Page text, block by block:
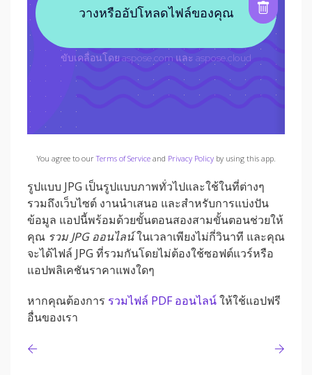
You agree to ourTerms of Serviceand Privacy Policyby using this app.
รูปแบบ JPG เป็นรูปแบบภาพทั่วไปและใช้ในที่ต่างๆ
รวมถึงเว็บไซต์ งานนำเสนอ และสำหรับการแบ่งปัน
ข้อมูล แอปนี้พร้อมด้วยขั้นตอนสองสามขั้นตอนช่วยให้
คุณ รวม JPG ออนไลน์ในเวลาเพียงไม่กี่วินาที และคุณ
จะได้ไฟล์ JPG ที่รวมกันโดยไม่ต้องใช้ซอฟต์แวร์หรือ
แอปพลิเคชันราคาแพงใดๆ
หากคุณต้องการ รวมไฟล์ PDF ออนไลน์ให้ใช้แอปฟรี
อื่นของเรา